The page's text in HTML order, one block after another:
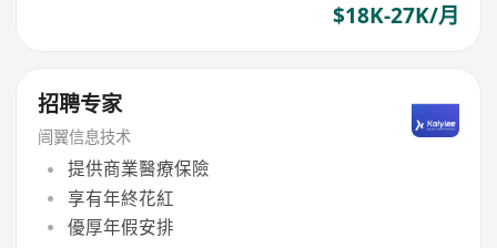
$18K-27K/月
招聘专家
闿翼信息技术
提供商業醫療保險
享有年終花紅
優厚年假安排